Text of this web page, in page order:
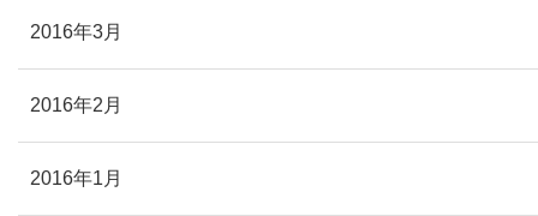
2016年3月
2016年2月
2016年1月